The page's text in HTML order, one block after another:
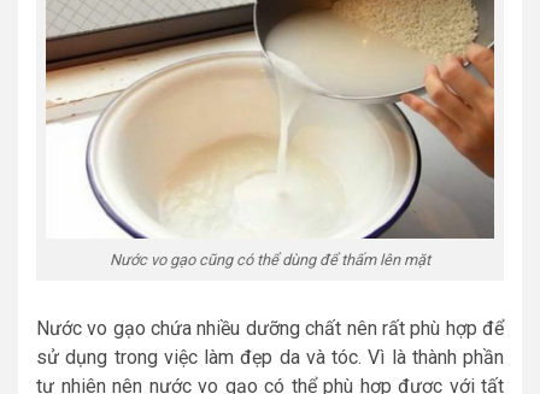
Nước vo gạo cũng có thể dùng để thấm lên mặt
Nước vo gạo chứa nhiều dưỡng chất nên rất phù hợp để
sử dụng trong việc làm đẹp da và tóc. Vì là thành phần
tự nhiên nên nước vo gạo có thể phù hợp được với tất